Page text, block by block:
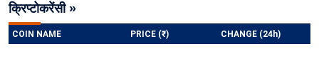
क्रिप्टोकरेंसी »